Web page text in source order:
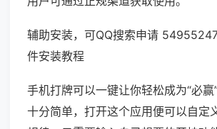
辅助安装，可QQ搜索申请
件安装教程
手机打牌可以一键让你轻松成为“必
十分简单，打开这个应用便可以自定